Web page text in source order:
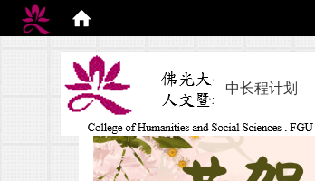
中长程计划